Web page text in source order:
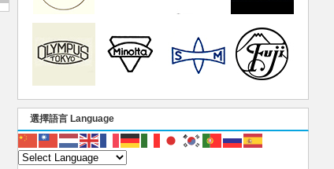
選擇語言 Language